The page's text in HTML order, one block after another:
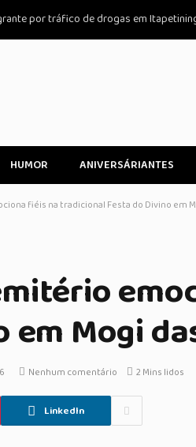
por tráfico de drogas em
HUMOR ANIVERSÁRIANTES
fiéis na tradicional Festa do Divino em
em Mogi
Nenhum comentário 2 Mins lidos
LinkedIn